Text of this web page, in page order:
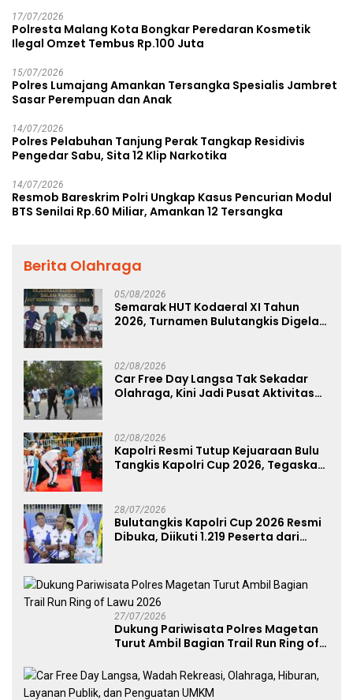
17/07/2026
Polresta Malang Kota Bongkar Peredaran Kosmetik
Ilegal Omzet Tembus Rp.100 Juta
15/07/2026
Polres Lumajang Amankan Tersangka Spesialis Jambret
Sasar Perempuan dan Anak
14/07/2026
Polres Pelabuhan Tanjung Perak Tangkap Residivis
Pengedar Sabu, Sita 12 Klip Narkotika
14/07/2026
Resmob Bareskrim Polri Ungkap Kasus Pencurian Modul
BTS Senilai Rp.60 Miliar, Amankan 12 Tersangka
Berita Olahraga
05/08/2026
Semarak HUT Kodaeral XI Tahun
2026, Turnamen Bulutangkis Digelar
02/08/2026
Car Free Day Langsa Tak Sekadar
Olahraga, Kini Jadi Pusat Aktivitas
02/08/2026
Kapolri Resmi Tutup Kejuaraan Bulu
Tangkis Kapolri Cup 2026, Tegaskan
28/07/2026
Bulutangkis Kapolri Cup 2026 Resmi
Dibuka, Diikuti 1.219 Peserta dari
27/07/2026
Dukung Pariwisata Polres Magetan
Turut Ambil Bagian Trail Run Ring of